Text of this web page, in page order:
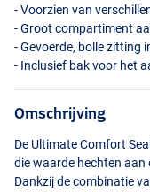
- Voorzien van
- Groot compartiment
- Gevoerde, bolle zitting
- Inclusief bak voor het
Omschrijving
De Ultimate Comfort
die waarde hechten aan
Dankzij de combinatie